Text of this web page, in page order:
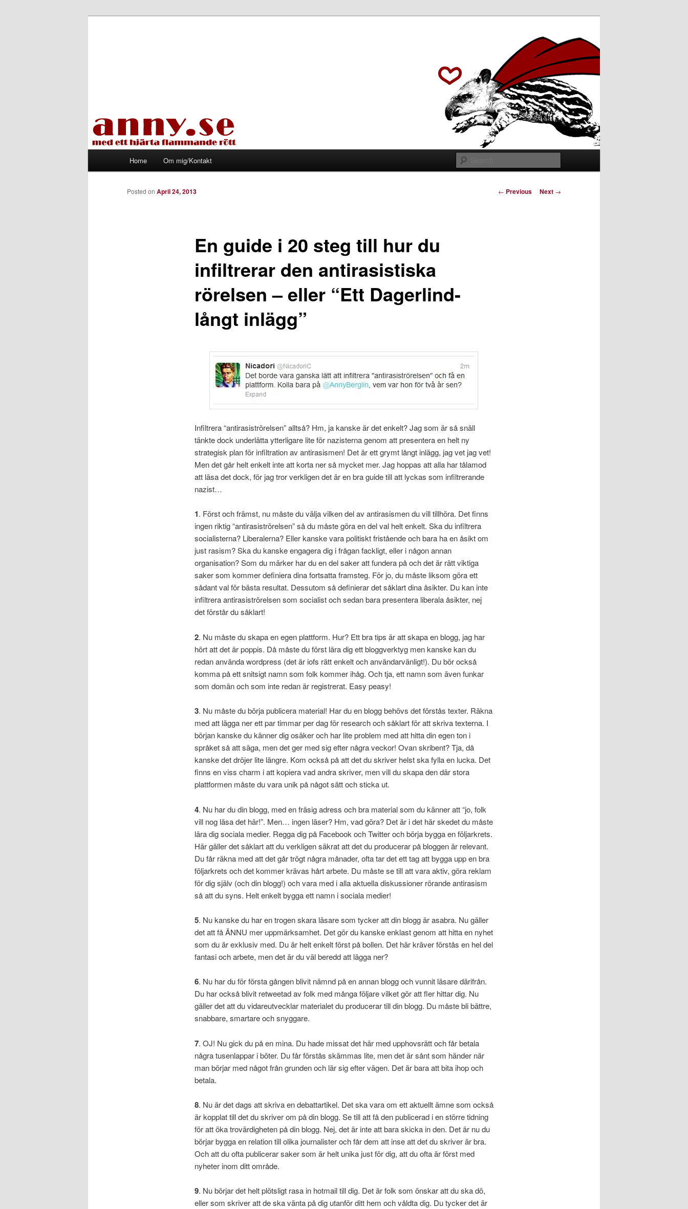
Home Om mig/Kontakt
Post
← Previous Next →
En guide i 20 steg till hur du
infiltrerar den antirasistiska
rörelsen – eller “Ett Dagerlind-
långt inlägg”
Posted on April 24, 2013
Infiltrera “antirasiströrelsen” alltså? Hm, ja kanske är det enkelt? Jag som är så snäll
tänkte dock underlätta ytterligare lite för nazisterna genom att presentera en helt ny
strategisk plan för infiltration av antirasismen! Det är ett grymt långt inlägg, jag vet jag vet!
Men det går helt enkelt inte att korta ner så mycket mer. Jag hoppas att alla har tålamod
att läsa det dock, för jag tror verkligen det är en bra guide till att lyckas som infiltrerande
nazist…
1. Först och främst, nu måste du välja vilken del av antirasismen du vill tillhöra. Det finns
ingen riktig “antirasiströrelsen” så du måste göra en del val helt enkelt. Ska du infiltrera
socialisterna? Liberalerna? Eller kanske vara politiskt fristående och bara ha en åsikt om
just rasism? Ska du kanske engagera dig i frågan fackligt, eller i någon annan
organisation? Som du märker har du en del saker att fundera på och det är rätt viktiga
saker som kommer definiera dina fortsatta framsteg. För jo, du måste liksom göra ett
sådant val för bästa resultat. Dessutom så definierar det såklart dina åsikter. Du kan inte
infiltrera antirasiströrelsen som socialist och sedan bara presentera liberala åsikter, nej
det förstår du såklart!
2. Nu måste du skapa en egen plattform. Hur? Ett bra tips är att skapa en blogg, jag har
hört att det är poppis. Då måste du först lära dig ett bloggverktyg men kanske kan du
redan använda wordpress (det är iofs rätt enkelt och användarvänligt!). Du bör också
komma på ett snitsigt namn som folk kommer ihåg. Och tja, ett namn som även funkar
som domän och som inte redan är registrerat. Easy peasy!
3. Nu måste du börja publicera material! Har du en blogg behövs det förstås texter. Räkna
med att lägga ner ett par timmar per dag för research och såklart för att skriva texterna. I
början kanske du känner dig osäker och har lite problem med att hitta din egen ton i
språket så att säga, men det ger med sig efter några veckor! Ovan skribent? Tja, då
kanske det dröjer lite längre. Kom också på att det du skriver helst ska fylla en lucka. Det
finns en viss charm i att kopiera vad andra skriver, men vill du skapa den där stora
plattformen måste du vara unik på något sätt och sticka ut.
4. Nu har du din blogg, med en fräsig adress och bra material som du känner att “jo, folk
vill nog läsa det här!”. Men… ingen läser? Hm, vad göra? Det är i det här skedet du måste
lära dig sociala medier. Regga dig på Facebook och Twitter och börja bygga en följarkrets.
Här gäller det såklart att du verkligen säkrat att det du producerar på bloggen är relevant.
Du får räkna med att det går trögt några månader, ofta tar det ett tag att bygga upp en bra
följarkrets och det kommer krävas hårt arbete. Du måste se till att vara aktiv, göra reklam
för dig själv (och din blogg!) och vara med i alla aktuella diskussioner rörande antirasism
så att du syns. Helt enkelt bygga ett namn i sociala medier!
5. Nu kanske du har en trogen skara läsare som tycker att din blogg är asabra. Nu gäller
det att få ÄNNU mer uppmärksamhet. Det gör du kanske enklast genom att hitta en nyhet
som du är exklusiv med. Du är helt enkelt först på bollen. Det här kräver förstås en hel del
fantasi och arbete, men det är du väl beredd att lägga ner?
6. Nu har du för första gången blivit nämnd på en annan blogg och vunnit läsare därifrån.
Du har också blivit retweetad av folk med många följare vilket gör att fler hittar dig. Nu
gäller det att du vidareutvecklar materialet du producerar till din blogg. Du måste bli bättre,
snabbare, smartare och snyggare.
7. OJ! Nu gick du på en mina. Du hade missat det här med upphovsrätt och får betala
några tusenlappar i böter. Du får förstås skämmas lite, men det är sånt som händer när
man börjar med något från grunden och lär sig efter vägen. Det är bara att bita ihop och
betala.
8. Nu är det dags att skriva en debattartikel. Det ska vara om ett aktuellt ämne som också
är kopplat till det du skriver om på din blogg. Se till att få den publicerad i en större tidning
för att öka trovärdigheten på din blogg. Nej, det är inte att bara skicka in den. Det är nu du
börjar bygga en relation till olika journalister och får dem att inse att det du skriver är bra.
Och att du ofta publicerar saker som är helt unika just för dig, att du ofta är först med
nyheter inom ditt område.
9. Nu börjar det helt plötsligt rasa in hotmail till dig. Det är folk som önskar att du ska dö,
eller som skriver att de ska vänta på dig utanför ditt hem och våldta dig. Du tycker det är